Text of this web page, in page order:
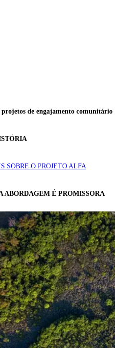
projetos de engajamento comunitário
SOBRE O PROJETO ALFA
ABORDAGEM É PROMISSORA